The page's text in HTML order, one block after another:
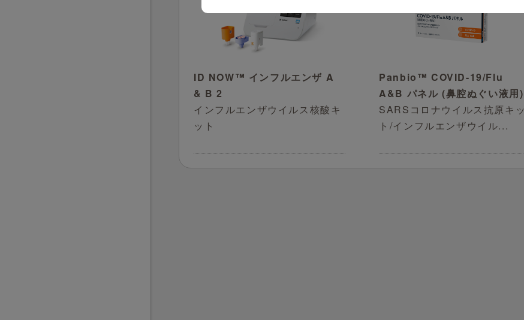
ID NOW™ インフルエンザ A
& B 2
インフルエンザウイルス核酸キ
ット
Panbio™ COVID-19/Flu
A&B パネル (鼻腔ぬぐい液用)
SARSコロナウイルス抗原キッ
ト/インフルエンザウイル...